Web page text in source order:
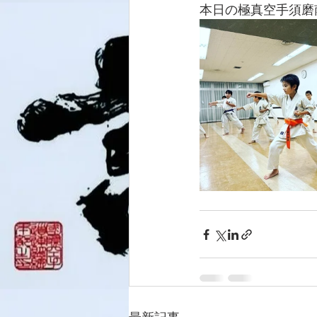
本日の極真空手須